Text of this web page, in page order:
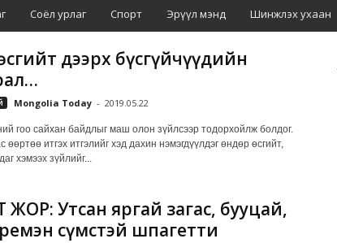
Соёл урлаг Спорт Эрүүл мэнд Шинжлэх ухаан
дээрх бүсгүйчүүдийн
Mongolia Today - 2019.05.22
гоо сайхан байдлыг маш олон зүйлсээр тодорхойлж болдог.
өөртөө итгэх итгэлийг хэд дахин нэмэгдүүлдэг өндөр өсгийт,
хэмээх зүйлийг...
Утсан яргай загас, бууцай,
сүмстэй шпагетти